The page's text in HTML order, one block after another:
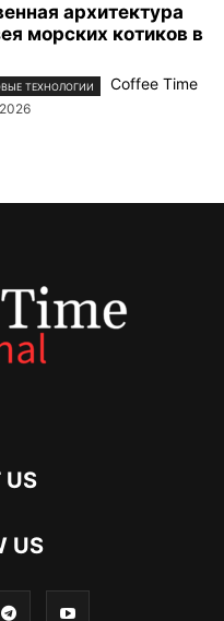
архитектура
морских котиков в
ТЕХНОЛОГИИ
Coffee Time
US
US